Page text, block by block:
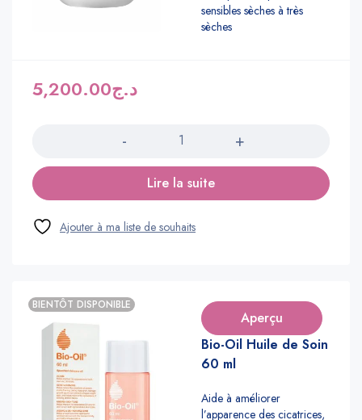
sensibles sèches à très
sèches
د.ج5,200.00
Lire la suite
BIENTÔT DISPONIBLE
Aperçu
Bio-Oil Huile de Soin
60 ml
Aide à améliorer
l’apparence des cicatrices,